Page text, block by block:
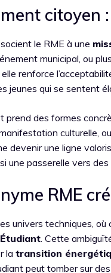
le RME à une
municipal, ou
renforce
jeunes qui se sentent
prend des formes
culturelle,
devenir une ligne
une passerelle vers
RME
univers techniques,
. Cette
la transition
peut tomber sur